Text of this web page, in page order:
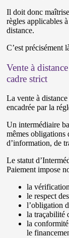
Il doit donc
règles applicables
distance.
C’est précisément
Vente à
cadre strict
La vente à
encadrée par la
Un intermédiaire
mêmes obligations
d’information, de
Le statut
Paiement impose
la
le respect
l’obligation
la traçabilité
la
le